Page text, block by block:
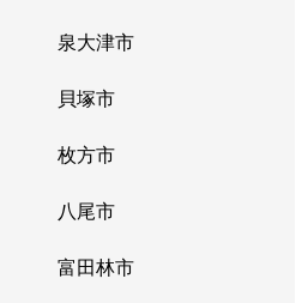
泉大津市
貝塚市
枚方市
八尾市
富田林市